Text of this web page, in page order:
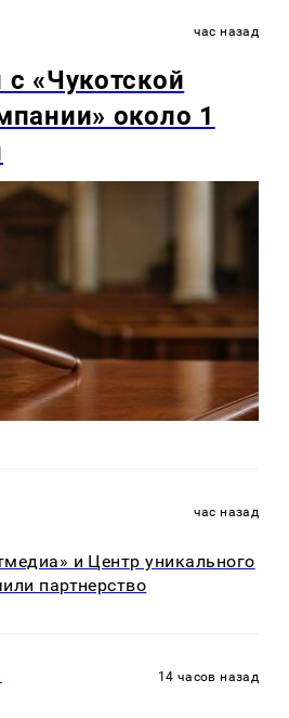
час назад
«Чукотской
около 1
час назад
и Центр уникального
партнерство
14 часов назад